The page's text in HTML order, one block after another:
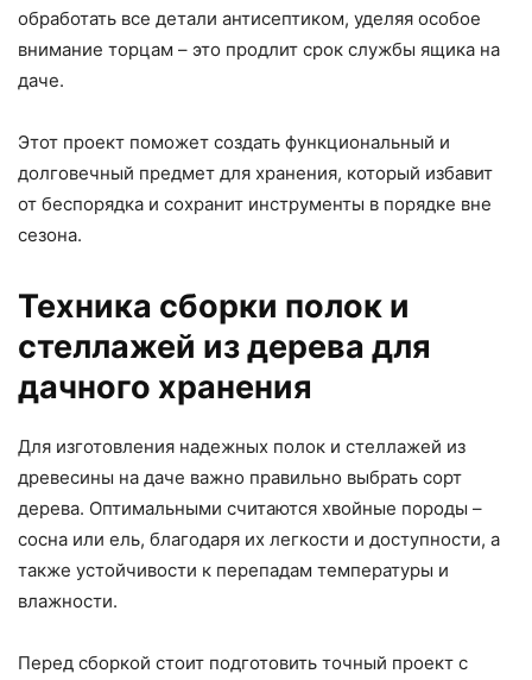
обработать все детали антисептиком, уделяя особое
внимание торцам – это продлит срок службы ящика на
даче.
Этот проект поможет создать функциональный и
долговечный предмет для хранения, который избавит
от беспорядка и сохранит инструменты в порядке вне
сезона.
Техника сборки полок и
стеллажей из дерева для
дачного хранения
Для изготовления надежных полок и стеллажей из
древесины на даче важно правильно выбрать сорт
дерева. Оптимальными считаются хвойные породы –
сосна или ель, благодаря их легкости и доступности, а
также устойчивости к перепадам температуры и
влажности.
Перед сборкой стоит подготовить точный проект с